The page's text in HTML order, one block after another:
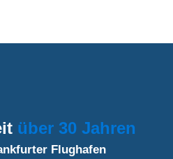
über 30 Jahren
Flughafen